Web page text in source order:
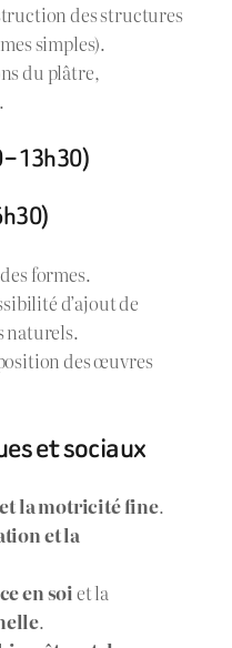
des structures
simples).
du plâtre,
13h30)
formes.
d’ajout de
naturels.
des œuvres
et sociaux
la motricité fine.
et la
en soiet la
.